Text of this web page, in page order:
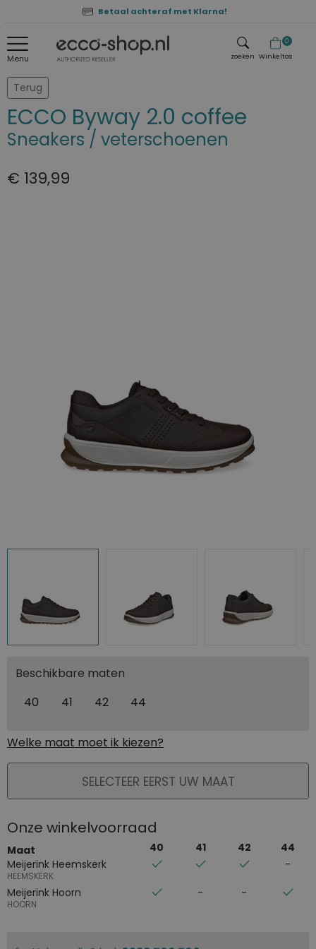
Betaal achteraf met Klarna!
Menu zoeken
0
Winkeltas
Terug
ECCO Byway 2.0 coffee
Sneakers / veterschoenen
€ 139,99
Beschikbare maten
40
41 42 44
Welke maat moet ik kiezen?
PLAATS IN WINKELMAND
SELECTEER EERST UW MAAT
Onze winkelvoorraad
Maat 40 41 42
44
Meijerink Heemskerk
HEEMSKERK
Meijerink Hoorn
HOORN